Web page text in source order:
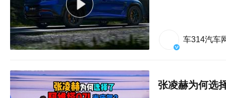
车314汽车
张凌赫为何选